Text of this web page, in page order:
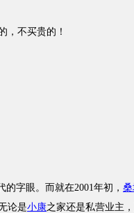
不买贵的！
字眼。而就在2001年初，
论是小康之家还是私营业主